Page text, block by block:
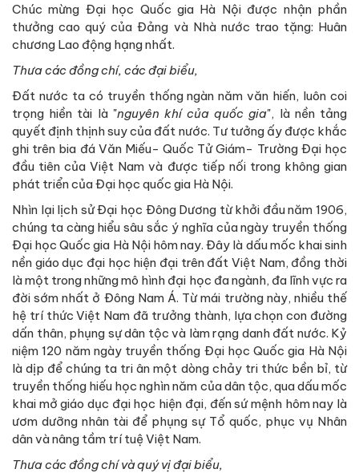
Chúc mừng Đại học Quốc gia Hà Nội được nhận phần
thưởng cao quý của Đảng và Nhà nước trao tặng: Huân
chương Lao động hạng nhất.
Thưa các đồng chí, các đại biểu,
Đất nước ta có truyền thống ngàn năm văn hiến, luôn coi
trọng hiền tài là "nguyên khí của quốc gia", là nền tảng
quyết định thịnh suy của đất nước. Tư tưởng ấy được khắc
ghi trên bia đá Văn Miếu- Quốc Tử Giám- Trường Đại học
đầu tiên của Việt Nam và được tiếp nối trong không gian
phát triển của Đại học quốc gia Hà Nội.
Nhìn lại lịch sử Đại học Đông Dương từ khởi đầu năm 1906,
chúng ta càng hiểu sâu sắc ý nghĩa của ngày truyền thống
Đại học Quốc gia Hà Nội hôm nay. Đây là dấu mốc khai sinh
nền giáo dục đại học hiện đại trên đất Việt Nam, đồng thời
là một trong những mô hình đại học đa ngành, đa lĩnh vực ra
đời sớm nhất ở Đông Nam Á. Từ mái trường này, nhiều thế
hệ trí thức Việt Nam đã trưởng thành, lựa chọn con đường
dấn thân, phụng sự dân tộc và làm rạng danh đất nước. Kỷ
niệm 120 năm ngày truyền thống Đại học Quốc gia Hà Nội
là dịp để chúng ta tri ân một dòng chảy tri thức bền bỉ, từ
truyền thống hiếu học nghìn năm của dân tộc, qua dấu mốc
khai mở giáo dục đại học hiện đại, đến sứ mệnh hôm nay là
ươm dưỡng nhân tài để phụng sự Tổ quốc, phục vụ Nhân
dân và nâng tầm trí tuệ Việt Nam.
Thưa các đồng chí và quý vị đại biểu,